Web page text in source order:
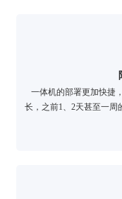
一体机的部署更加快捷
长，之前1、2天甚至一周